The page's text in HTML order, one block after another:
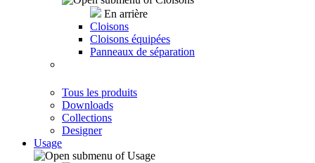
En arrière
Cloisons
Cloisons équipées
Panneaux de séparation
Tous les produits
Downloads
Collections
Designer
Usage